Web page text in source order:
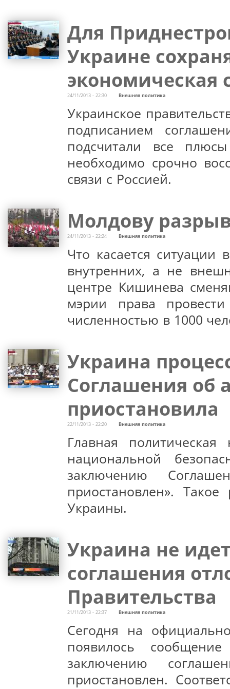
Для
Украине
экономическая
24/11/2013 - 22:30 Внешняя политика
Украинское
подписанием
подсчитали все
необходимо срочно
связи с Россией.
Молдову
24/11/2013 - 22:24 Внешняя политика
Что касается
внутренних, а не
центре Кишинева
мэрии права
численностью в 1000
Украина
Соглашения об
приостановила
22/11/2013 - 22:20 Внешняя политика
Главная
национальной
заключению
приостановлен».
Украины.
Украина не
соглашения
Правительства
21/11/2013 - 22:37 Внешняя политика
Сегодня на
появилось
заключению
приостановлен.